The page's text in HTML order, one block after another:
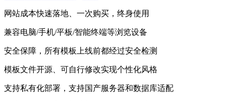
网站成本快速落地、一次购买，终身使用
兼容电脑/手机/平板/智能终端等浏览设备
安全保障，所有模板上线前都经过安全检测
模板文件开源、可自行修改实现个性化风格
支持私有化部署，支持国产服务器和数据库适配